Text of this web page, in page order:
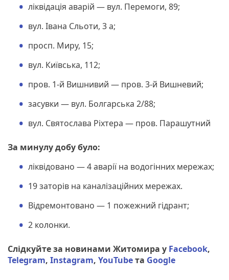
ліквідація аварій — вул. Перемоги, 89;
вул. Івана Сльоти, 3 а;
просп. Миру, 15;
вул. Київська, 112;
пров. 1-й Вишнивий — пров. 3-й Вишневий;
засувки — вул. Болгарська 2/88;
вул. Святослава Ріхтера — пров. Парашутний
За минулу добу було:
ліквідовано — 4 аварії на водогінних мережах;
19 заторів на каналізаційних мережах.
Відремонтовано — 1 пожежний гідрант;
2 колонки.
Слідкуйте за новинами Житомира у Facebook,
Telegram, Instagram, YouTubeта Google